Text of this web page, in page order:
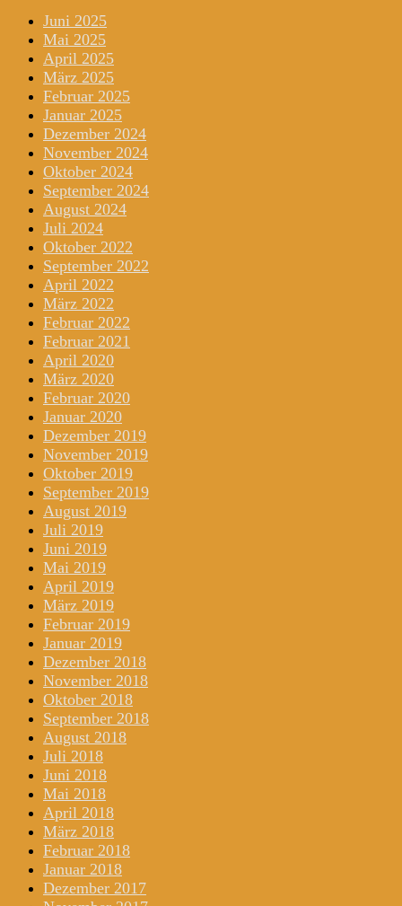
Juni 2025
Mai 2025
April 2025
März 2025
Februar 2025
Januar 2025
Dezember 2024
November 2024
Oktober 2024
September 2024
August 2024
Juli 2024
Oktober 2022
September 2022
April 2022
März 2022
Februar 2022
Februar 2021
April 2020
März 2020
Februar 2020
Januar 2020
Dezember 2019
November 2019
Oktober 2019
September 2019
August 2019
Juli 2019
Juni 2019
Mai 2019
April 2019
März 2019
Februar 2019
Januar 2019
Dezember 2018
November 2018
Oktober 2018
September 2018
August 2018
Juli 2018
Juni 2018
Mai 2018
April 2018
März 2018
Februar 2018
Januar 2018
Dezember 2017